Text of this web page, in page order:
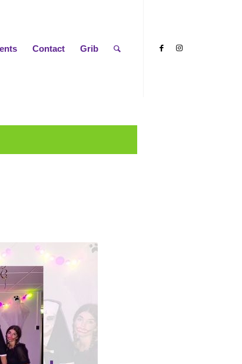
Contact Grib